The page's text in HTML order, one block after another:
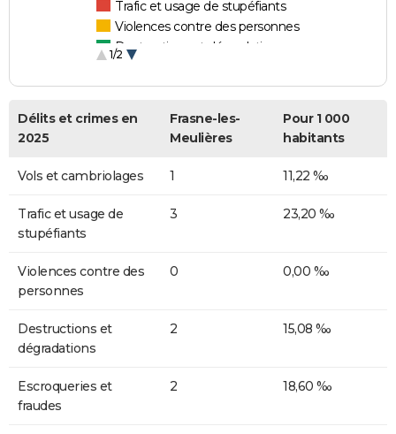
Trafic et usage de stupéfiants
Violences contre des personnes
Destructions et dégradations
1/2
Délits et crimes en
2025
Frasne-les-
Meulières
Pour 1 000
habitants
Vols et cambriolages 1 11,22 ‰
Trafic et usage de
stupéfiants
3 23,20 ‰
Violences contre des
personnes
0 0,00 ‰
Destructions et
dégradations
2 15,08 ‰
Escroqueries et
fraudes
2 18,60 ‰